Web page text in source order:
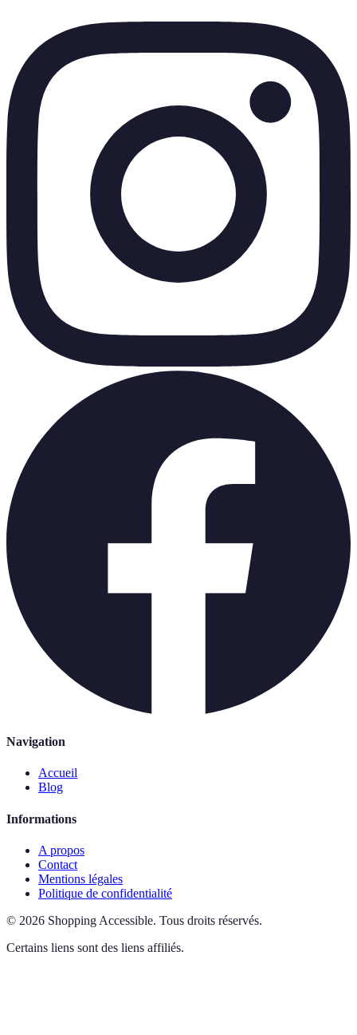
Navigation
Accueil
Blog
Informations
A propos
Contact
Mentions légales
Politique de confidentialité
© 2026 Shopping Accessible. Tous droits réservés.
Certains liens sont des liens affiliés.